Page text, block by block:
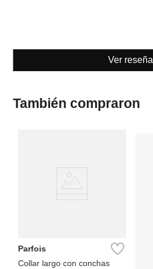
Ver reseña
También compraron
Parfois
Collar largo con conchas